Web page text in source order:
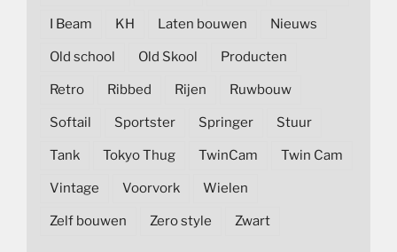
I Beam KH Laten bouwen Nieuws
Old school Old Skool Producten
Retro Ribbed Rijen Ruwbouw
Softail Sportster Springer Stuur
Tank Tokyo Thug TwinCam Twin Cam
Vintage Voorvork Wielen
Zelf bouwen Zero style Zwart